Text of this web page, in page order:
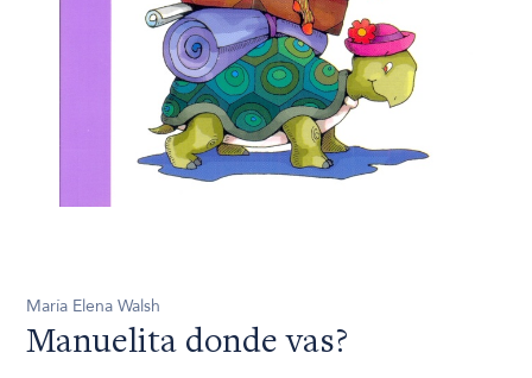
María Elena Walsh
Manuelita donde vas?